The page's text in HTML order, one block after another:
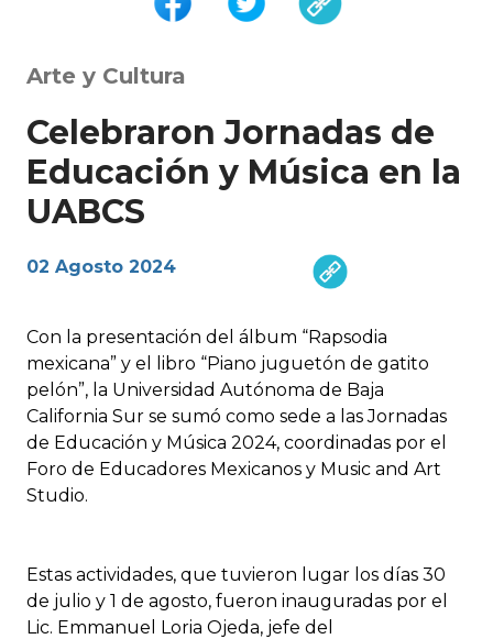
Arte y Cultura
Celebraron Jornadas de
Educación y Música en la
UABCS
02 Agosto 2024
Con la presentación del álbum “Rapsodia
mexicana” y el libro “Piano juguetón de gatito
pelón”, la Universidad Autónoma de Baja
California Sur se sumó como sede a las Jornadas
de Educación y Música 2024, coordinadas por el
Foro de Educadores Mexicanos y Music and Art
Studio.
Estas actividades, que tuvieron lugar los días 30
de julio y 1 de agosto, fueron inauguradas por el
Lic. Emmanuel Loria Ojeda, jefe del